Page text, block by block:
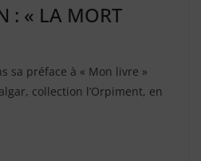
: « LA MORT
sa préface à « Mon livre »
collection l’Orpiment, en